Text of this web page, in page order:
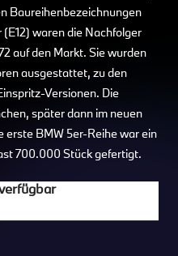
Baureihenbezeichnungen
waren die Nachfolger
auf den Markt. Sie wurden
ausgestattet, zu den
Versionen. Die
später dann im neuen
erste BMW 5er-Reihe war ein
700.000 Stück gefertigt.